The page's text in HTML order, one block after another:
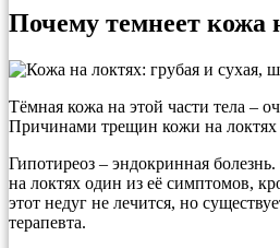
Почему темнеет кожа
Тёмная кожа на этой части тела –
Причинами трещин кожи на локтях
Гипотиреоз – эндокринная
на локтях один из её симптомов,
этот недуг не лечится, но
терапевта.